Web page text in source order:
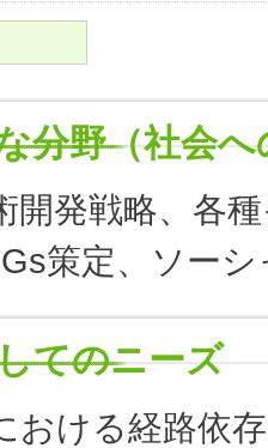
分野（社会へ
開発戦略、各
策定、ソー
てのニーズ
おける経路依